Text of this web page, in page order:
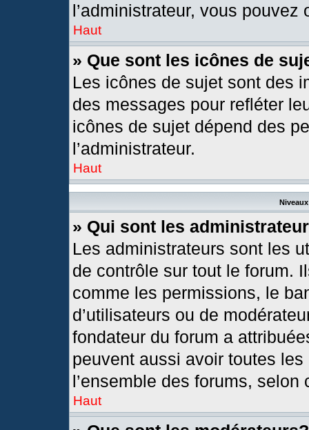
l’administrateur, vous
Haut
» Que sont les icônes de
Les icônes de sujet sont des
des messages pour refléter
icônes de sujet dépend des
l’administrateur.
Haut
» Qui sont les
Les administrateurs sont les
de contrôle sur tout le forum.
comme les permissions, le
d’utilisateurs ou de
fondateur du forum a
peuvent aussi avoir toutes
l’ensemble des forums,
Haut